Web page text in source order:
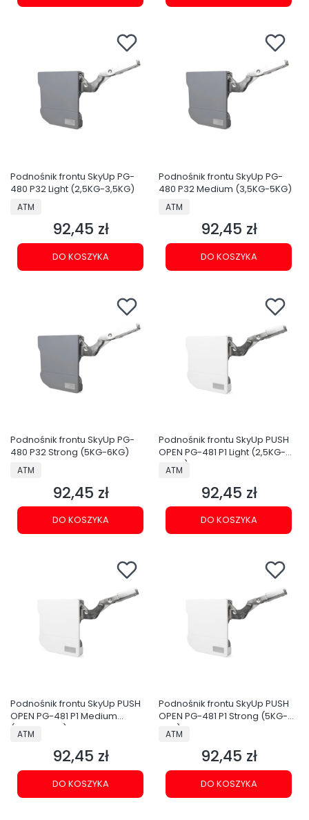
Podnośnik frontu SkyUp PG-
480 P32 Light (2,5KG-3,5KG)
PRODUCENT
ATM
Cena
92,45 zł
DO KOSZYKA
Podnośnik frontu SkyUp PG-
480 P32 Medium (3,5KG-5KG)
PRODUCENT
ATM
Cena
92,45 zł
DO KOSZYKA
Podnośnik frontu SkyUp PG-
480 P32 Strong (5KG-6KG)
PRODUCENT
ATM
Cena
92,45 zł
DO KOSZYKA
Podnośnik frontu SkyUp PUSH
OPEN PG-481 P1 Light (2,5KG-
3,5KG)
PRODUCENT
ATM
Cena
92,45 zł
DO KOSZYKA
Podnośnik frontu SkyUp PUSH
OPEN PG-481 P1 Medium
(3,5KG-5KG)
PRODUCENT
ATM
Cena
92,45 zł
DO KOSZYKA
Podnośnik frontu SkyUp PUSH
OPEN PG-481 P1 Strong (5KG-
6KG)
PRODUCENT
ATM
Cena
92,45 zł
DO KOSZYKA